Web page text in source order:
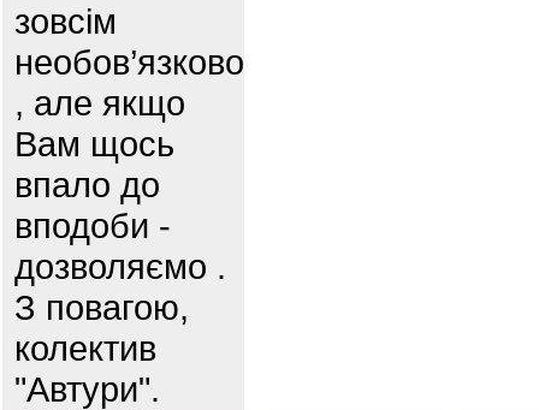
зовсім
необов’язково
, але якщо
Вам щось
впало до
вподоби -
дозволяємо .
З повагою,
колектив
"Автури".